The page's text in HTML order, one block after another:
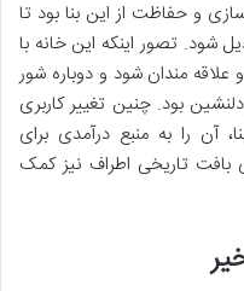
و حفاظت از این بنا بود تا
شود. تصور اینکه این خانه با
مندان شود و دوباره شور
بود. چنین تغییر کاربری
را به منبع درآمدی برای
بافت تاریخی اطراف نیز کمک